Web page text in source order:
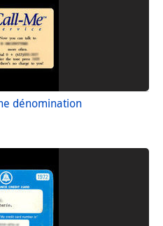
dénomination